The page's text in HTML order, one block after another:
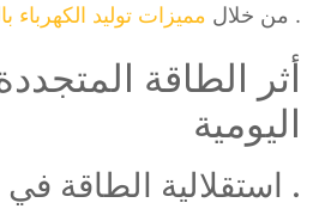
. من خلالمميزات توليد الكهرباء بالط
أثر الطاقة
اليومية
. استقلالية الطاقة في